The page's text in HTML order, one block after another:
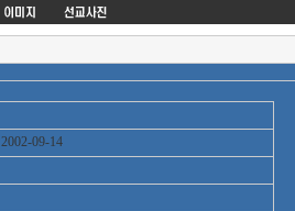
2002-09-14